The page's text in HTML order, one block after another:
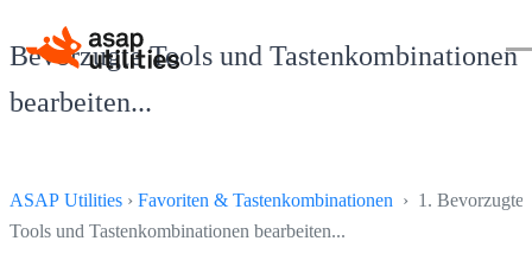
Bevorzugte Tools und Tastenkombinationen
bearbeiten...
ASAP Utilities › Favoriten & Tastenkombinationen › 1. Bevorzugte
Tools und Tastenkombinationen bearbeiten...